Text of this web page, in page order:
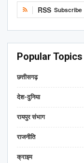
RSS Subscribe
Popular Topics
छत्तीसगढ़
देश-दुनिया
रायपुर संभाग
राजनीति
क्राइम